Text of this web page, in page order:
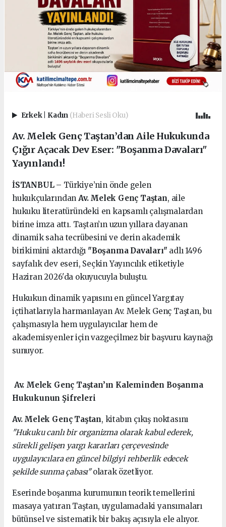
Erkek Kadın (Haberi Sesli Oku)
Av. Melek Genç Taştan’dan Aile Hukukunda
Çığır Açacak Dev Eser: "Boşanma Davaları"
Yayınlandı!
İSTANBUL– Türkiye’nin önde gelen
hukukçularından Av. Melek Genç Taştan, aile
hukuku literatüründeki en kapsamlı çalışmalardan
birine imza attı. Taştan’ın uzun yıllara dayanan
dinamik saha tecrübesini ve derin akademik
birikimini aktardığı "Boşanma Davaları" adlı 1496
sayfalık dev eseri, Seçkin Yayıncılık etiketiyle
Haziran 2026'da okuyucuyla buluştu.
Hukukun dinamik yapısını en güncel Yargıtay
içtihatlarıyla harmanlayan Av. Melek Genç Taştan, bu
çalışmasıyla hem uygulayıcılar hem de
akademisyenler için vazgeçilmez bir başvuru kaynağı
sunuyor.
Av. Melek Genç Taştan’ın Kaleminden Boşanma
Hukukunun Şifreleri
Av. Melek Genç Taştan, kitabın çıkış noktasını
"Hukuku canlı bir organizma olarak kabul ederek,
sürekli gelişen yargı kararları çerçevesinde
uygulayıcılara en güncel bilgiyi rehberlik edecek
şekilde sunma çabası"olarak özetliyor.
Eserinde boşanma kurumunun teorik temellerini
masaya yatıran Taştan, uygulamadaki yansımaları
bütünsel ve sistematik bir bakış açısıyla ele alıyor.